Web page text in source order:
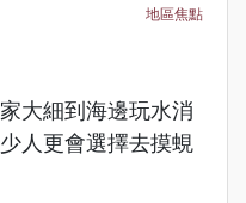
地區焦點
大細到海邊玩水消
人更會選擇去摸蜆